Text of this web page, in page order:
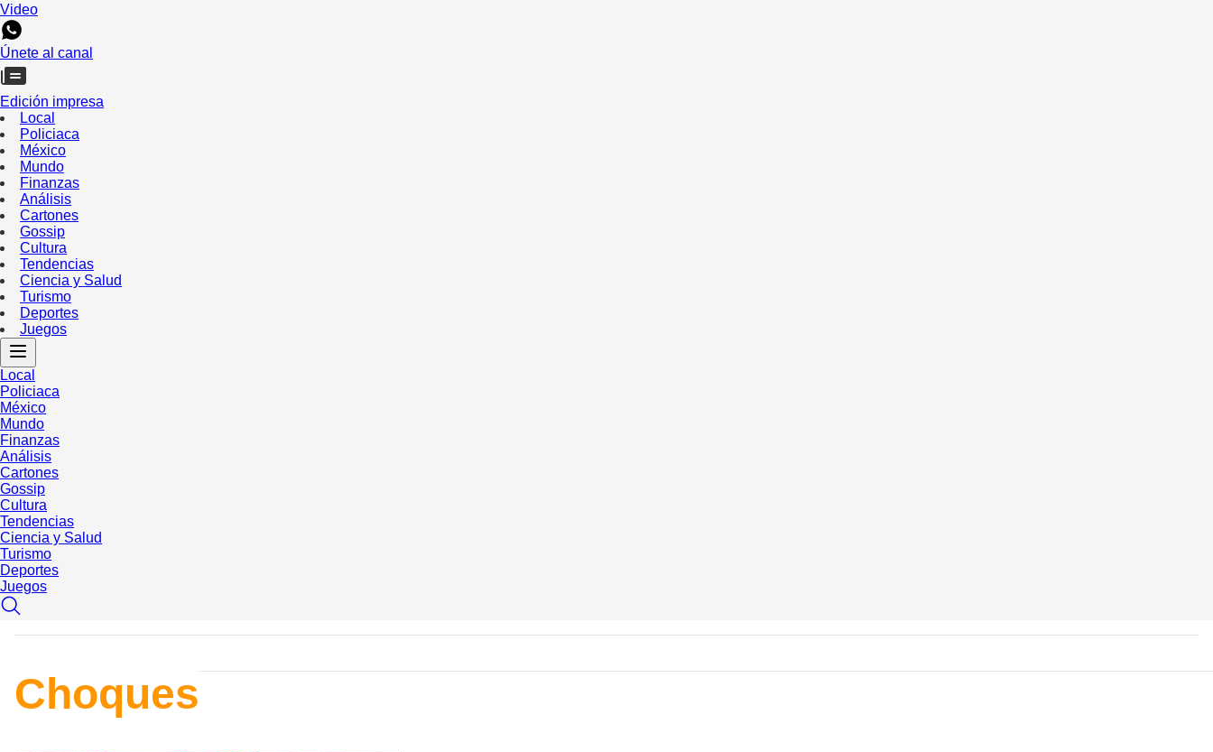
Video
Únete al canal
Edición impresa
Local
Policiaca
México
Mundo
Finanzas
Análisis
Cartones
Gossip
Cultura
Tendencias
Ciencia y Salud
Turismo
Deportes
Juegos
Local
Policiaca
México
Mundo
Finanzas
Análisis
Cartones
Gossip
Cultura
Tendencias
Ciencia y Salud
Turismo
Deportes
Juegos
Choques